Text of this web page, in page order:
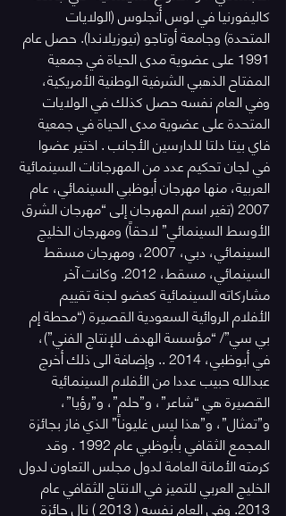
كاليفورنيا في لوس أنجلوس (الولايات
المتحدة) وجامعة أوتاجو (نيوزيلاندا). حصل عام
1991 على عضوية مدى الحياة في جمعية
المفتاح الذهبي الشرفية الوطنية الأمريكية،
وفي العام نفسه حصل كذلك في الولايات
المتحدة على عضوية مدى الحياة في جمعية
فاي بيتا دلتا للدارسين الأجانب . اختير عضوا
في لجان تحكيم عدد من المهرجانات السينمائية
العربية، منها مهرجان أبوظبي السينمائي، عام
2007 (تغير اسم المهرجان إلى “مهرجان الشرق
الأوسط السينمائي” لاحقاً) ومهرجان الخليج
السينمائي، دبي، 2007، ومهرجان مسقط
السينمائي، مسقط، 2012. وكانت آخر
مشاركاته السينمائية كعضو لجنة تقييم
الأفلام الروائية السعودية القصيرة (“محطة إم
بي سي”/ “مؤسسة الهدف للإنتاج الفني”)،
في أبوظبي، 2014 .. وإضافة الى ذلك أخرج
عبدالله حبيب عددا من الأفلام السينمائية
القصيرة هي “شاعر”، و”حلم”، و”رؤيا”،
و”تمثال”، و”هذا ليس غليوناً” الذي فاز بجائزة
المجمع الثقافي بأبوظبي عام 1992 . وقد
كرمته الأمانة العامة لدول مجلس التعاون لدول
الخليج العربي للتميز في الانتاج الثقافي عام
2013. وفي العام نفسه ( 2013 ) نال جائزة